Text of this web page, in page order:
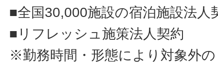
■全国30,000施設の宿泊施設法人
■リフレッシュ施策法人契約
※勤務時間・形態により対象外